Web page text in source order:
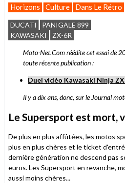
Horizons Culture Dans Le Rétro
DUCATI
PANIGALE 899
KAWASAKI
ZX-6R
Moto-Net.Com réédite cet essai de
toute récente publication :
Duel vidéo Kawasaki Ninja
Il y a dix ans, donc, sur le Journal
Le Supersport est mort,
De plus en plus affûtées, les motos
plus en plus chères et le ticket
dernière génération ne descend pas
euros. Les Supersport en revanche,
aussi moins chères...